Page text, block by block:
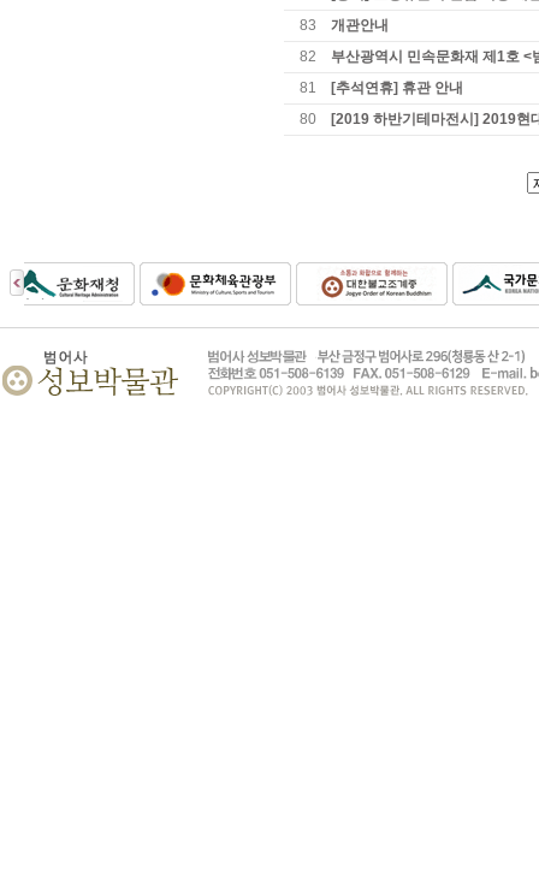
83
개관안내
82
부산광역시 민속문화재 제1호
81
[추석연휴] 휴관 안내
80
[2019 하반기테마전시] 2019현